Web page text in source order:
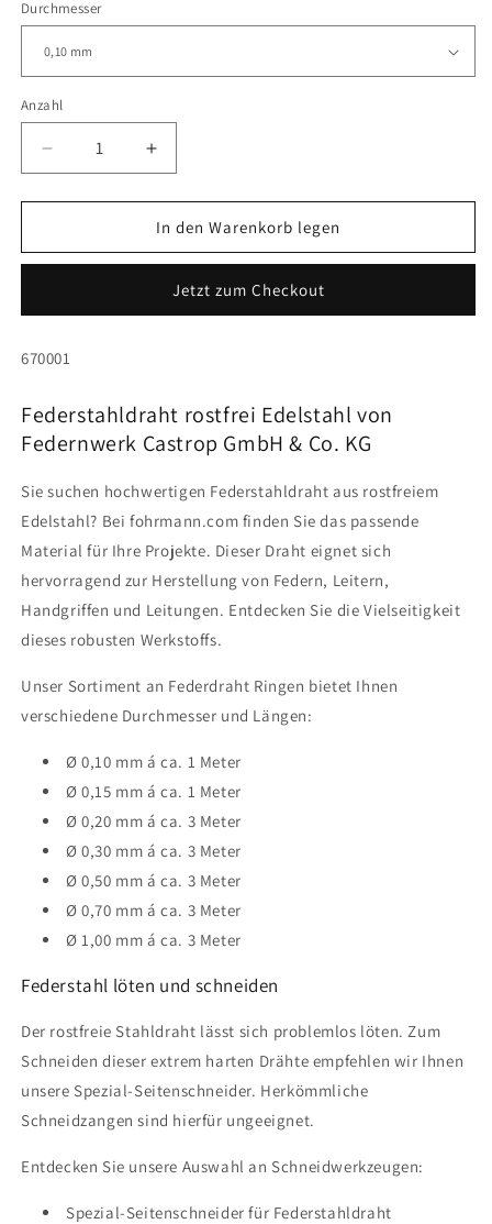
Durchmesser
Anzahl
Anzahl
Verringere
die
Menge
Federstahldrähte
(verschiedene
Erhöhe
die
Menge
für
Federstahldrähte
Edelstahl
(verschiedene
In den Warenkorb legen
Jetzt zum Checkout
SKU:
670001
Federstahldraht rostfrei Edelstahl von
Federnwerk Castrop GmbH & Co. KG
Sie suchen hochwertigen Federstahldraht aus rostfreiem
Edelstahl? Bei fohrmann.com finden Sie das passende
Material für Ihre Projekte. Dieser Draht eignet sich
hervorragend zur Herstellung von Federn, Leitern,
Handgriffen und Leitungen. Entdecken Sie die Vielseitigkeit
dieses robusten Werkstoffs.
Unser Sortiment an Federdraht Ringen bietet Ihnen
verschiedene Durchmesser und Längen:
Ø 0,10 mm á ca. 1 Meter
Ø 0,15 mm á ca. 1 Meter
Ø 0,20 mm á ca. 3 Meter
Ø 0,30 mm á ca. 3 Meter
Ø 0,50 mm á ca. 3 Meter
Ø 0,70 mm á ca. 3 Meter
Ø 1,00 mm á ca. 3 Meter
Federstahl löten und schneiden
Der rostfreie Stahldraht lässt sich problemlos löten. Zum
Schneiden dieser extrem harten Drähte empfehlen wir Ihnen
unsere Spezial-Seitenschneider. Herkömmliche
Schneidzangen sind hierfür ungeeignet.
Entdecken Sie unsere Auswahl an Schneidwerkzeugen:
Spezial-Seitenschneider für Federstahldraht